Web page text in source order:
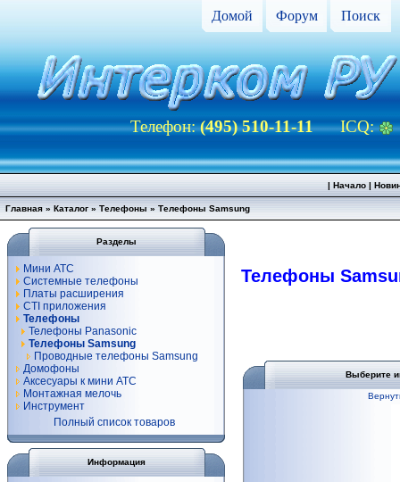
Домой Форум Поиск
Телефон:(495) 510-11-11ICQ:
| Начало|
Главная » Каталог » Телефоны » Телефоны Samsung
Разделы
Мини АТС
Системные телефоны
Платы расширения
CTI приложения
Телефоны
Телефоны Panasonic
Телефоны Samsung
Проводные телефоны Samsung
Домофоны
Аксесуары к мини АТС
Монтажная мелочь
Инструмент
Полный список товаров
Информация
Телефоны
Выберите